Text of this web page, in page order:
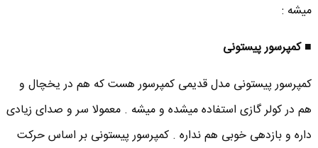
میشه :
■ کمپرسور پیستونی
کمپرسور پیستونی مدل قدیمی کمپرسور هست که هم در یخچال و
هم در کولر گازی استفاده میشده و میشه . معمولا سر و صدای زیادی
داره و بازدهی خوبی هم نداره . کمپرسور پیستونی بر اساس حرکت